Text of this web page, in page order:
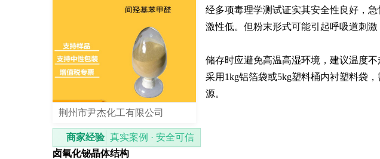
荆州市尹杰化工有限公司
经多项毒理学测试证实其安全性良好，
激性低。但粉末形式可能引起呼吸道刺激
储存时应避免高温高湿环境，建议温度
采用1kg铝箔袋或5kg塑料桶内衬塑料袋
源。
商家经验 真实案例 · 安全可信
卤氧化铋晶体结构